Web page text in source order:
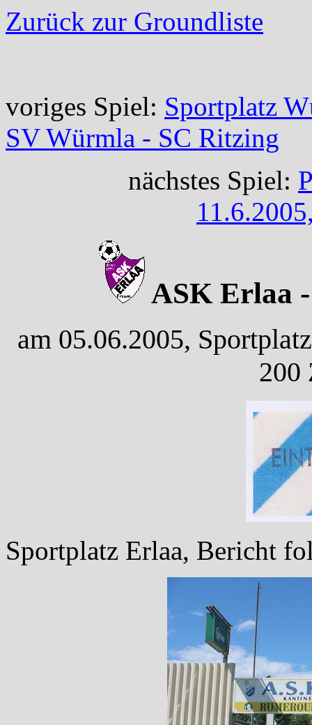
Zurück zur Groundliste
voriges Spiel: Sportplatz
SV Würmla - SC Ritzing
nächstes Spiel:
ASK Erlaa
am 05.06.2005,
200
Sportplatz Erlaa, Bericht